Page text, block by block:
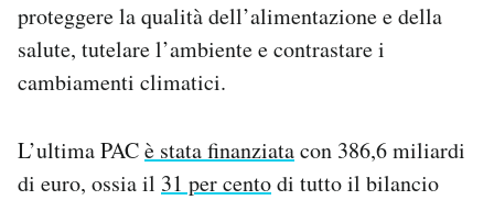
proteggere la qualità dell’alimentazione e della
salute, tutelare l’ambiente e contrastare i
cambiamenti climatici.
L’ultima PACè stata finanziatacon 386,6 miliardi
di euro, ossia il 31 per centodi tutto il bilancio